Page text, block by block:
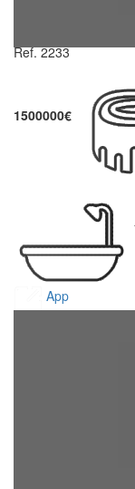
Ref. 2233
1500000€
App